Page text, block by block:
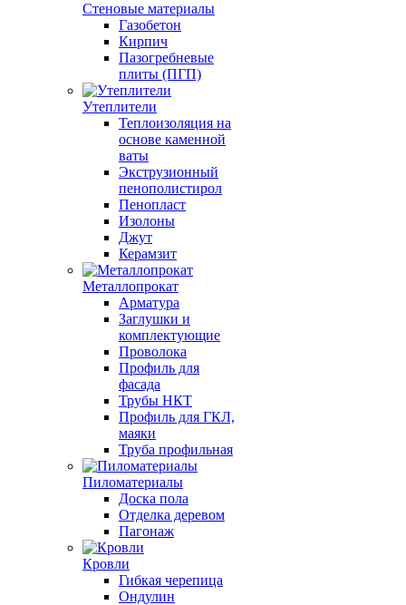
Стеновые материалы
Газобетон
Кирпич
Пазогребневые
плиты (ПГП)
Утеплители
Теплоизоляция на
основе каменной
ваты
Экструзионный
пенополистирол
Пенопласт
Изолоны
Джут
Керамзит
Металлопрокат
Арматура
Заглушки и
комплектующие
Проволока
Профиль для
фасада
Трубы НКТ
Профиль для ГКЛ,
маяки
Труба профильная
Пиломатериалы
Доска пола
Отделка деревом
Пагонаж
Кровли
Гибкая черепица
Ондулин